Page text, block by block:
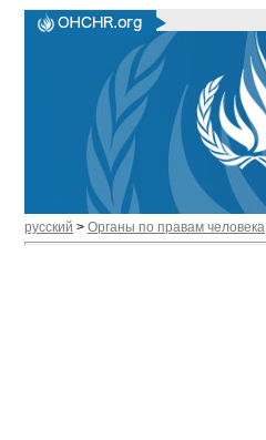
русский > Органы по правам человека